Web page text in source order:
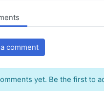
comment
yet. Be the first to